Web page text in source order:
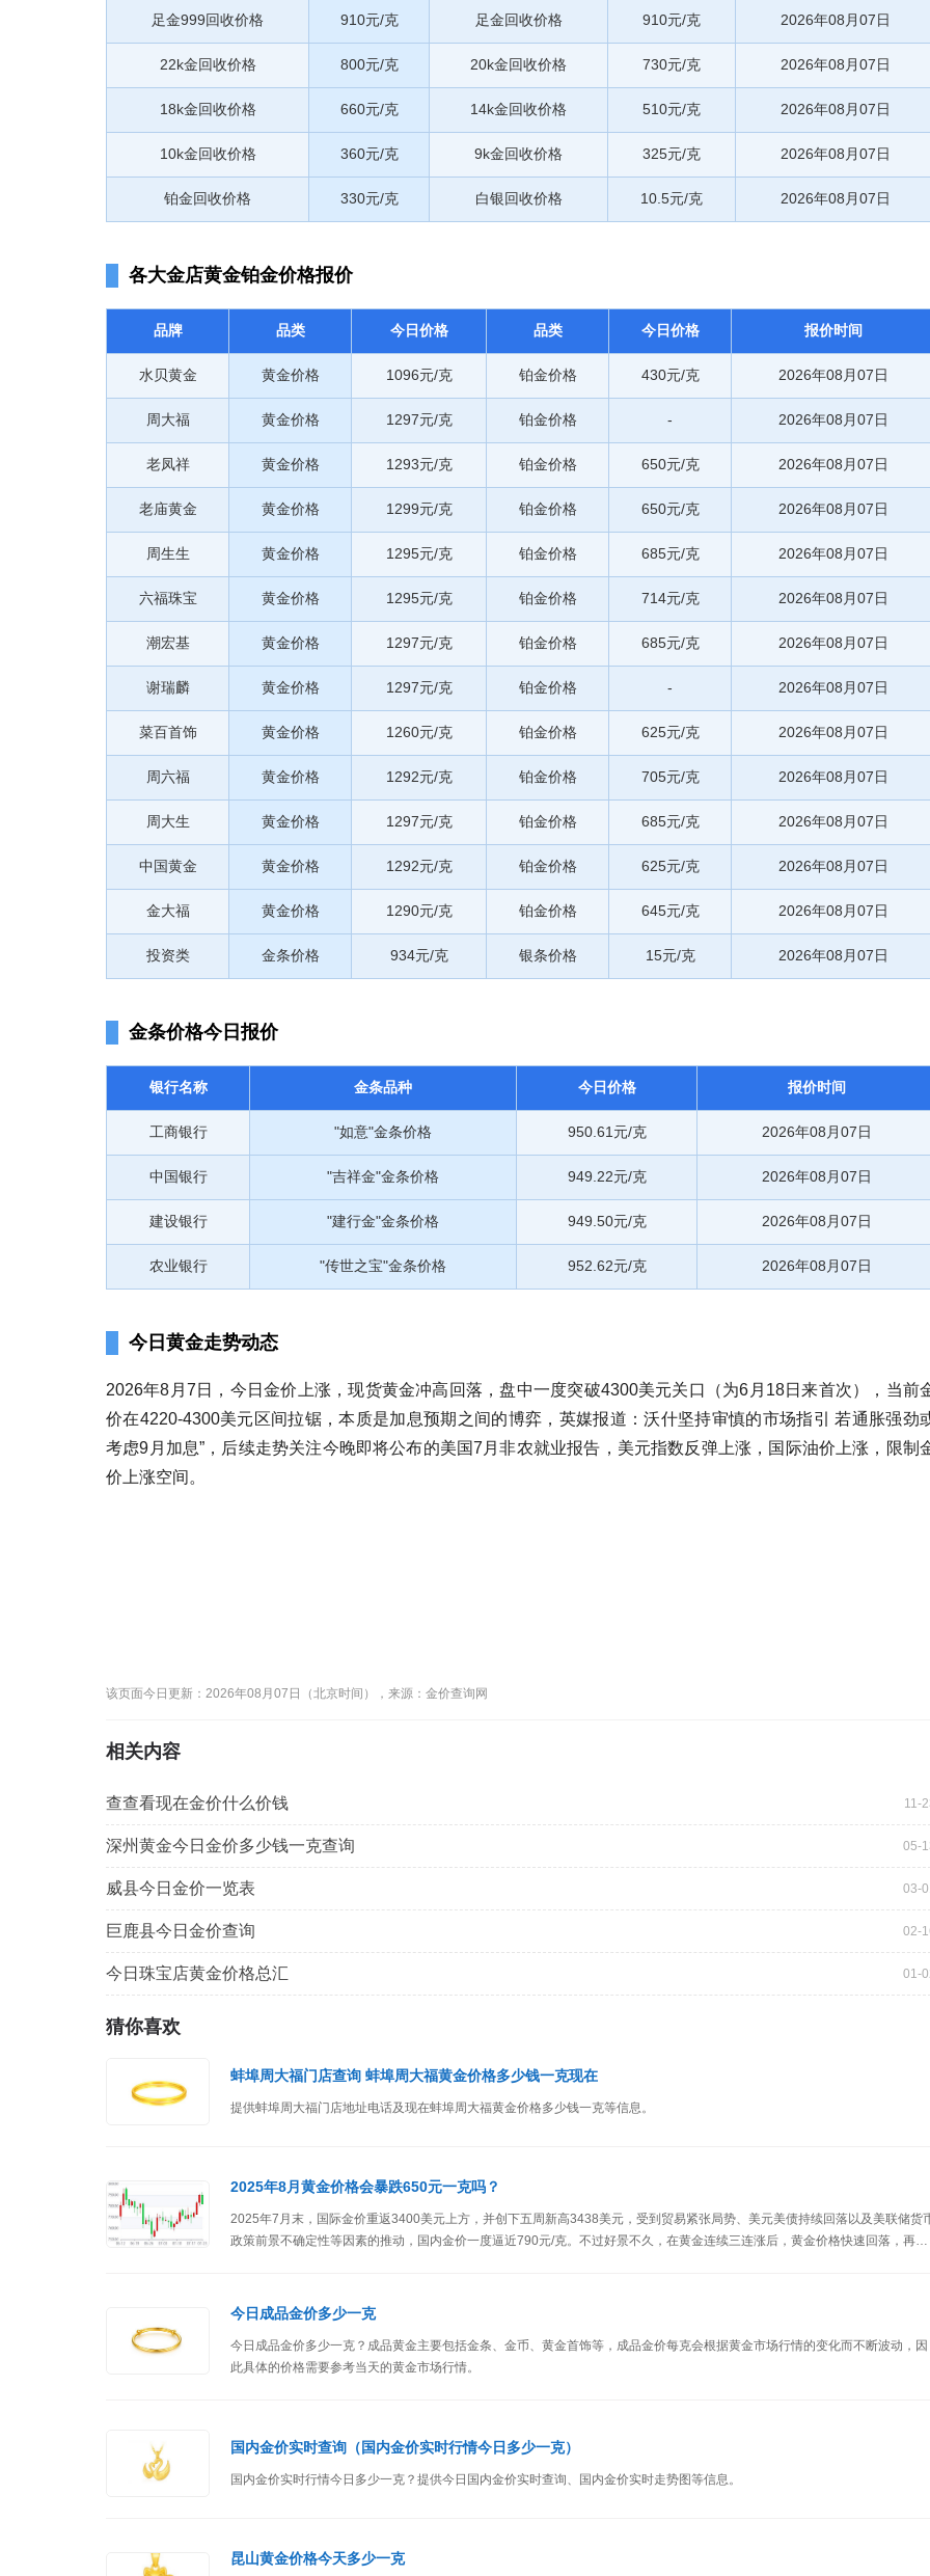
足金999回收价格 910元/克 足金回收价格 910元/克 2026年08月07日
22k金回收价格 800元/克 20k金回收价格 730元/克 2026年08月07日
18k金回收价格 660元/克 14k金回收价格 510元/克 2026年08月07日
10k金回收价格 360元/克 9k金回收价格 325元/克 2026年08月07日
铂金回收价格 330元/克 白银回收价格 10.5元/克 2026年08月07日
各大金店黄金铂金价格报价
品牌 品类 今日价格 品类 今日价格 报价时间
水贝黄金 黄金价格 1096元/克 铂金价格 430元/克 2026年08月07日
周大福 黄金价格 1297元/克 铂金价格 - 2026年08月07日
老凤祥 黄金价格 1293元/克 铂金价格 650元/克 2026年08月07日
老庙黄金 黄金价格 1299元/克 铂金价格 650元/克 2026年08月07日
周生生 黄金价格 1295元/克 铂金价格 685元/克 2026年08月07日
六福珠宝 黄金价格 1295元/克 铂金价格 714元/克 2026年08月07日
潮宏基 黄金价格 1297元/克 铂金价格 685元/克 2026年08月07日
谢瑞麟 黄金价格 1297元/克 铂金价格 - 2026年08月07日
菜百首饰 黄金价格 1260元/克 铂金价格 625元/克 2026年08月07日
周六福 黄金价格 1292元/克 铂金价格 705元/克 2026年08月07日
周大生 黄金价格 1297元/克 铂金价格 685元/克 2026年08月07日
中国黄金 黄金价格 1292元/克 铂金价格 625元/克 2026年08月07日
金大福 黄金价格 1290元/克 铂金价格 645元/克 2026年08月07日
投资类 金条价格 934元/克 银条价格 15元/克 2026年08月07日
金条价格今日报价
银行名称 金条品种 今日价格 报价时间
工商银行 "如意"金条价格 950.61元/克 2026年08月07日
中国银行 "吉祥金"金条价格 949.22元/克 2026年08月07日
建设银行 "建行金"金条价格 949.50元/克 2026年08月07日
农业银行 "传世之宝"金条价格 952.62元/克 2026年08月07日
今日黄金走势动态
2026年8月7日，今日金价上涨，现货黄金冲高回落，盘中一度突破4300美元关口（为6月18日来首次），当前
价在4220-4300美元区间拉锯，本质是加息预期之间的博弈，英媒报道：沃什坚持审慎的市场指引 若通胀强劲
考虑9月加息”，后续走势关注今晚即将公布的美国7月非农就业报告，美元指数反弹上涨，国际油价上涨，限制
价上涨空间。
该页面今日更新：2026年08月07日（北京时间），来源：金价查询网
相关内容
查查看现在金价什么价钱 11-
深州黄金今日金价多少钱一克查询 05-
威县今日金价一览表 03-
巨鹿县今日金价查询 02-
今日珠宝店黄金价格总汇 01-
猜你喜欢
蚌埠周大福门店查询 蚌埠周大福黄金价格多少钱一克现在
提供蚌埠周大福门店地址电话及现在蚌埠周大福黄金价格多少钱一克等信息。
2025年8月黄金价格会暴跌650元一克吗？
2025年7月末，国际金价重返3400美元上方，并创下五周新高3438美元，受到贸易紧张局势、美元美债持续回落以及美联储货
政策前景不确定性等因素的推动，国内金价一度逼近790元/克。不过好景不久，在黄金连续三连涨后，黄金价格快速回落，再次
今日成品金价多少一克
今日成品金价多少一克？成品黄金主要包括金条、金币、黄金首饰等，成品金价每克会根据黄金市场行情的变化而不断波动，因
此具体的价格需要参考当天的黄金市场行情。
国内金价实时查询（国内金价实时行情今日多少一克）
国内金价实时行情今日多少一克？提供今日国内金价实时查询、国内金价实时走势图等信息。
昆山黄金价格今天多少一克